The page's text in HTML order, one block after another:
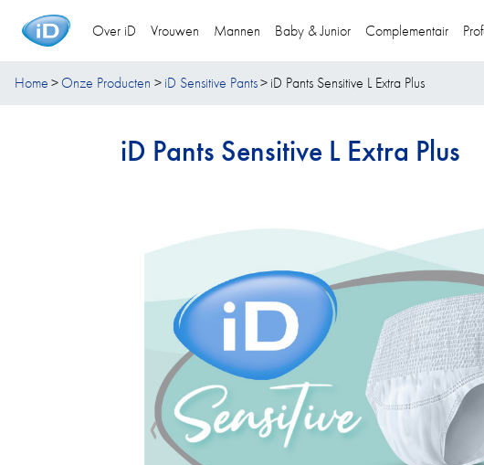
Over iD Vrouwen Mannen Baby & Junior Complementair
Home Onze Producten iD Sensitive Pants iD Pants Sensitive L Extra Plus
iD Pants Sensitive L Extra Plus